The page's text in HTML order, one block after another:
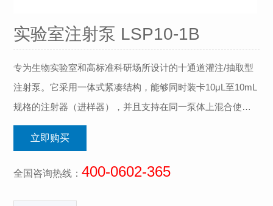
实验室注射泵 LSP10-1B
专为生物实验室和高标准科研场所设计的十通道灌注/抽取型
注射泵。它采用一体式紧凑结构，能够同时装卡10μL至10mL
规格的注射器（进样器），并且支持在同一泵体上混合使用
不同规格的注射器，满...
立即购买
全国咨询热线：400-0602-365